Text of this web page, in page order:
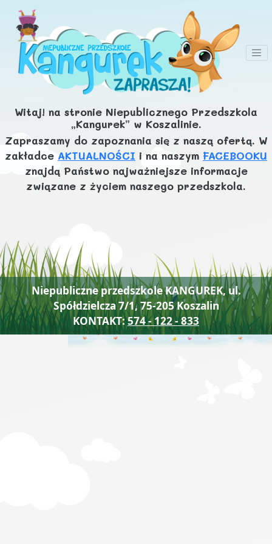
Witaj! na stronie Niepublicznego Przedszkola
„Kangurek” w Koszalinie.
Zapraszamy do zapoznania się z naszą ofertą. W
zakładce AKTUALNOŚCI i na naszym FACEBOOKU
znajdą Państwo najważniejsze informacje
związane z życiem naszego przedszkola.
Niepubliczne przedszkole KANGUREK, ul.
Spółdzielcza 7/1, 75-205 Koszalin
KONTAKT:574 - 122 - 833